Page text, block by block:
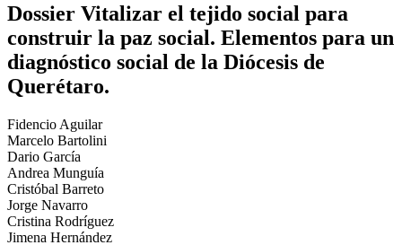
Dossier Vitalizar el tejido social para
construir la paz social. Elementos para un
diagnóstico social de la Diócesis de
Querétaro.
Fidencio Aguilar
Marcelo Bartolini
Dario García
Andrea Munguía
Cristóbal Barreto
Jorge Navarro
Cristina Rodríguez
Jimena Hernández